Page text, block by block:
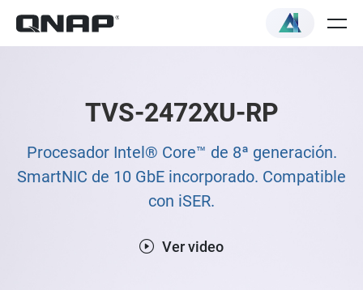
TVS-2472XU-RP
Procesador Intel® Core™ de 8ª generación.
SmartNIC de 10 GbE incorporado. Compatible
con iSER.
Ver video